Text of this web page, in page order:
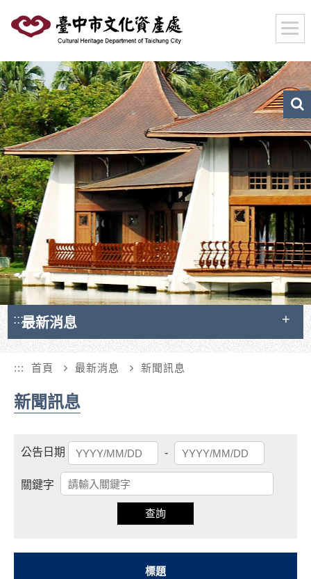
要
內
容
區
塊
:::最新消息
::: 首頁 最新消息 新聞訊息
新聞訊息
公告日期
起
始
日
-
結
束
期
關鍵字
查詢
標題
文
化
資
搜
尋